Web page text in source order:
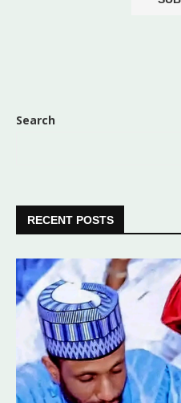
Search
RECENT POSTS